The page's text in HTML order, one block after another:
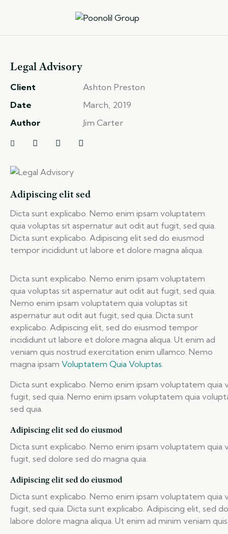
Legal Advisory
Client
Ashton Preston
Date
March, 2019
Author
Jim Carter
Adipiscing elit sed
Dicta sunt explicabo. Nemo enim ipsam voluptatem
quia voluptas sit aspernatur aut odit aut fugit, sed quia.
Dicta sunt explicabo. Adipiscing elit sed do eiusmod
tempor incididunt ut labore et dolore magna aliqua.
Dicta sunt explicabo. Nemo enim ipsam voluptatem
quia voluptas sit aspernatur aut odit aut fugit, sed quia.
Nemo enim ipsam voluptatem quia voluptas sit
aspernatur aut odit aut fugit, sed quia. Dicta sunt
explicabo. Adipiscing elit, sed do eiusmod tempor
incididunt ut labore et dolore magna aliqua. Ut enim ad
veniam quis nostrud exercitation enim ullamco. Nemo
magna ipsam Voluptatem Quia Voluptas.
Dicta sunt explicabo. Nemo enim ipsam voluptatem quia
fugit, sed quia. Nemo enim ipsam voluptatem quia
sed quia.
Adipiscing elit sed do eiusmod
Dicta sunt explicabo. Nemo enim ipsam voluptatem quia
fugit, sed dolore sed do magna quia.
Adipiscing elit sed do eiusmod
Dicta sunt explicabo. Nemo enim ipsam voluptatem quia
fugit, sed quia. Dicta sunt explicabo. Adipiscing elit, sed
labore dolore magna aliqua. Ut enim ad minim veniam